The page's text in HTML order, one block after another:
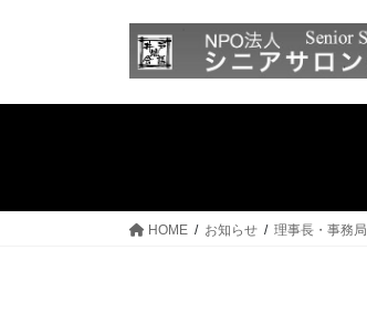
HOME お知らせ 理事長・事務局